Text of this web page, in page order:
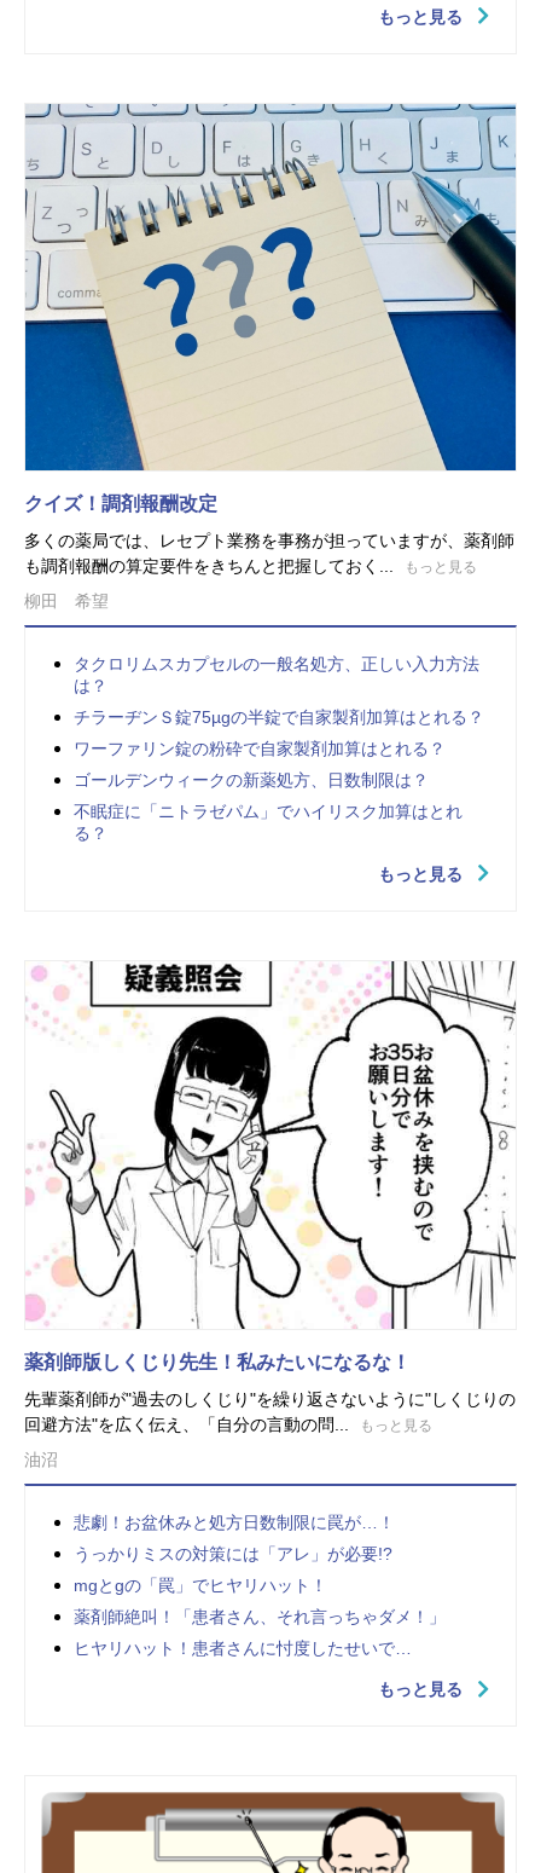
もっと見る
クイズ！調剤報酬改定
多くの薬局では、レセプト業務を事務が担っていますが、薬剤師
も調剤報酬の算定要件をきちんと把握しておく...
もっと見る
柳田 希望
タクロリムスカプセルの一般名処方、正しい入力方法
は？
チラーヂンＳ錠75µgの半錠で自家製剤加算はとれる？
ワーファリン錠の粉砕で自家製剤加算はとれる？
ゴールデンウィークの新薬処方、日数制限は？
不眠症に「ニトラゼパム」でハイリスク加算はとれ
る？
もっと見る
薬剤師版しくじり先生！私みたいになるな！
先輩薬剤師が"過去のしくじり"を繰り返さないように"しくじりの
回避方法"を広く伝え、「自分の言動の問...
もっと見る
油沼
悲劇！お盆休みと処方日数制限に罠が…！
うっかりミスの対策には「アレ」が必要!?
mgとgの「罠」でヒヤリハット！
薬剤師絶叫！「患者さん、それ言っちゃダメ！」
ヒヤリハット！患者さんに忖度したせいで…
もっと見る